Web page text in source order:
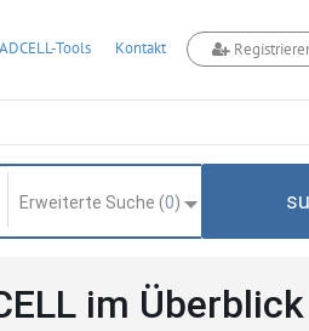
ADCELL-Tools Kontakt
Erweiterte Suche (0)
im Überblick